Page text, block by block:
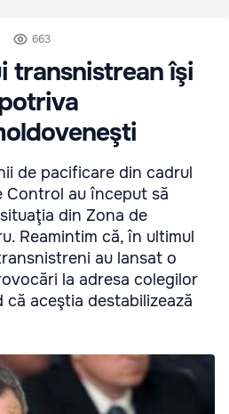
663
transnistrean îşi
de pacificare din cadrul
Control au început să
din Zona de
Reamintim că, în ultimul
au lansat o
la adresa colegilor
că aceştia destabilizează